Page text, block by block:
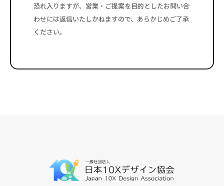
恐れ入りますが、営業・ご提案を目的としたお問い合
わせには返信いたしかねますので、あらかじめご了承
ください。